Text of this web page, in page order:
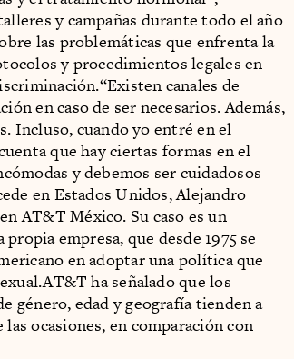
y campañas durante todo el año
las problemáticas que enfrenta la
y procedimientos legales en
canales de
en caso de ser necesarios. Además,
Incluso, cuando yo entré en el
que hay ciertas formas en el
y debemos ser cuidadosos
en Estados Unidos, Alejandro
AT&T México. Su caso es un
empresa, que desde 1975 se
en adoptar una política que
ha señalado que los
género, edad y geografía tienden a
ocasiones, en comparación con